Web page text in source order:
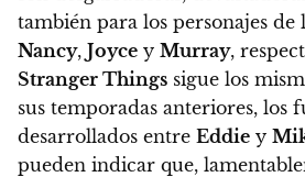
también para los personajes de
Nancy, Joyce y Murray,
Stranger Things sigue los
sus temporadas anteriores, los
desarrollados entre Eddie y
pueden indicar que,